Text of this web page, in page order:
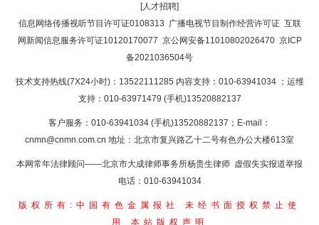
返回首页
[人才招聘]
信息网络传播视听节目许可证0108313 广播电视节目制作经营许可证 互联
网新闻信息服务许可证10120170077 京公网安备11010802026470 京ICP
备2021036504号
技术支持热线(7X24小时)：13522111285 内容支持：010-63941034 ；运维
支持：010-63971479 (手机)13520882137
客户服务：010-63941034 (手机)13520882137；E-mail：
cnmn@cnmn.com.cn 地址：北京市复兴路乙十二号有色办公大楼613室
本网常年法律顾问——北京市大成律师事务所杨贵生律师 虚假失实报道举报
电话：010-63941034
版权所有:中国有色金属报社
未经书面授权禁止使
用 本站版权声明